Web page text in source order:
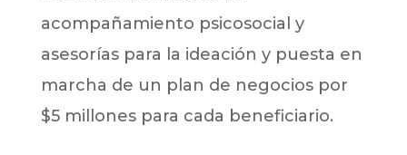
acompañamiento psicosocial y
asesorías para la ideación y puesta en
marcha de un plan de negocios por
$5 millones para cada beneficiario.